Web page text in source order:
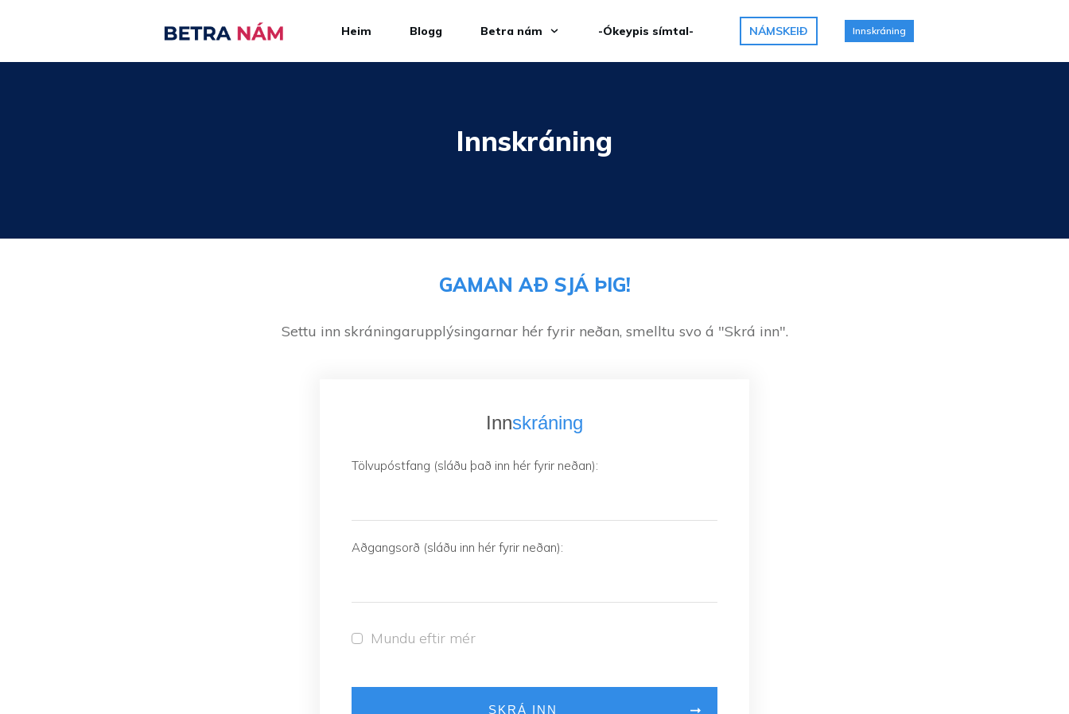
Heim Blogg Betra nám -Ókeypis símtal- NÁMSKEIÐ Innskráning
Innskráning
GAMAN AÐ SJÁ ÞIG!
Settu inn skráningarupplýsingarnar hér fyrir neðan, smelltu svo á "Skrá inn".
Innskráning
Tölvupóstfang (sláðu það inn hér fyrir neðan):
Aðgangsorð (sláðu inn hér fyrir neðan):
Mundu eftir mér
SKRÁ INN